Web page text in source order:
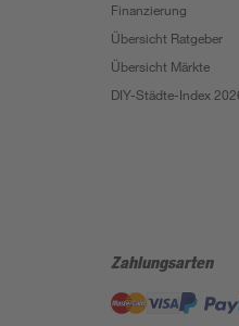
Finanzierung
Übersicht Ratgeber
Übersicht Märkte
DIY-Städte-Index
Zahlungsarten